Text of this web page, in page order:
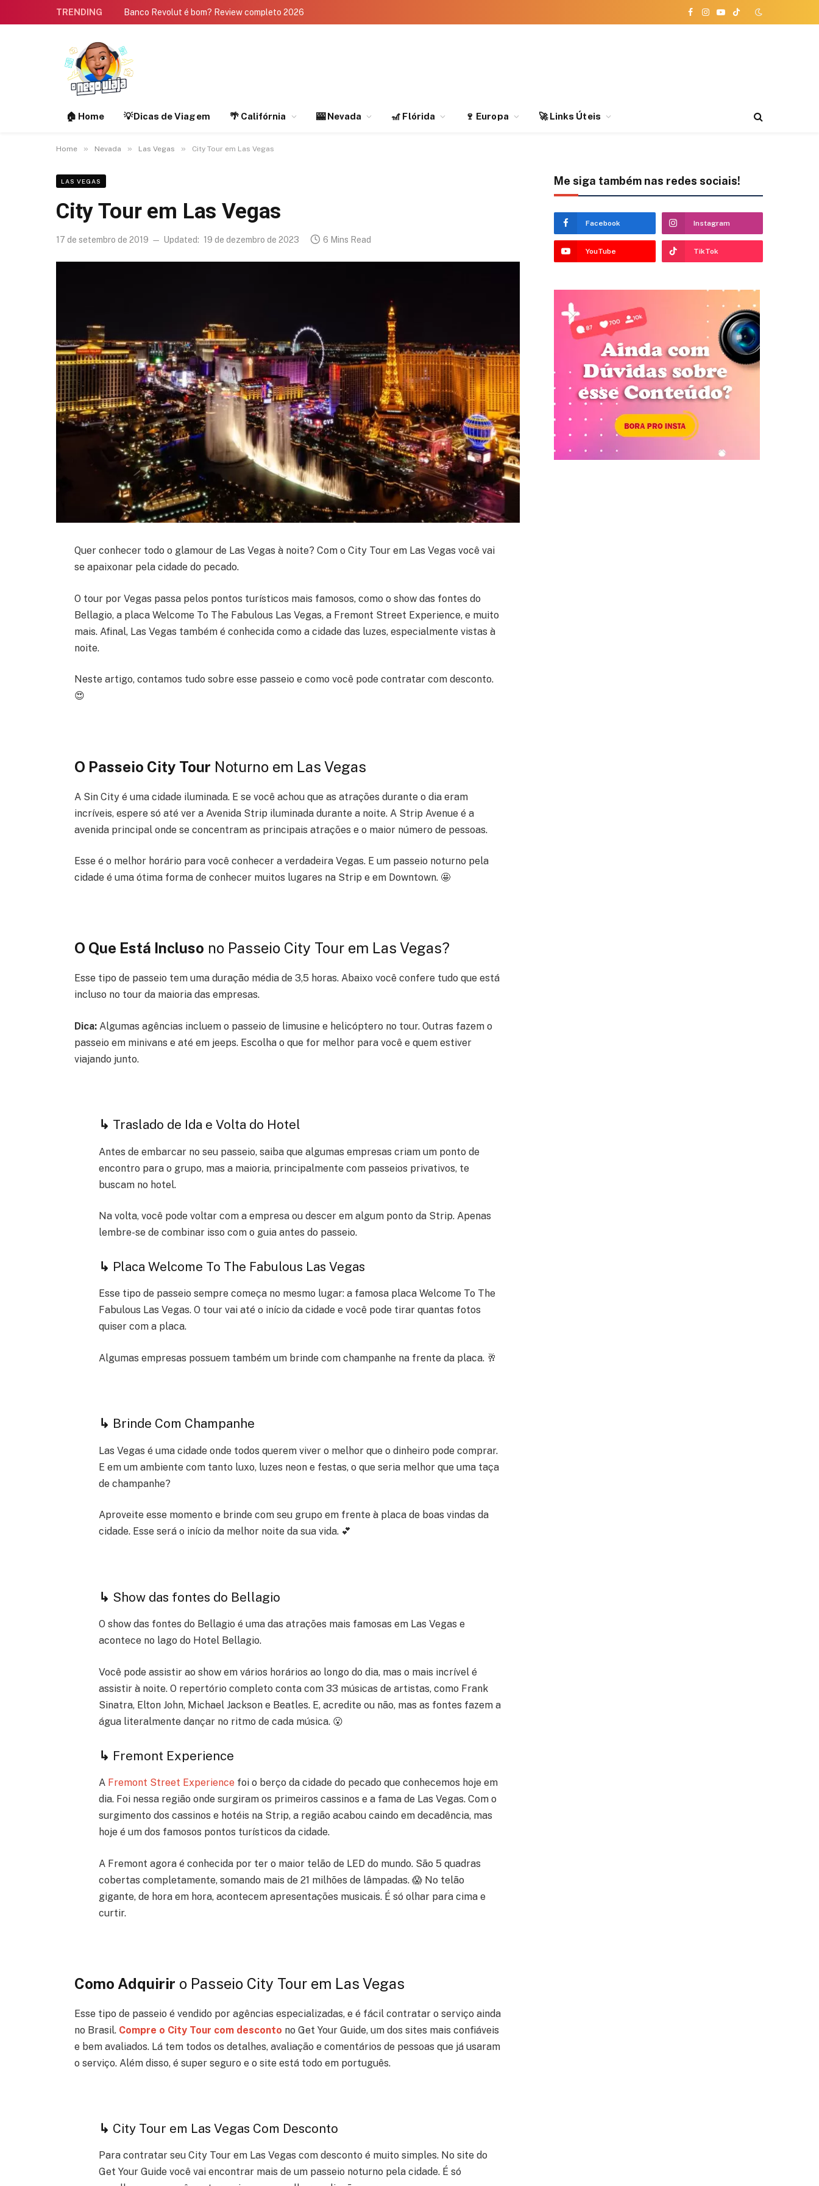
TRENDING Banco Revolut é bom? Review completo 2026
Facebook
Instagram
YouTubeTikTok
🏠 Home 💡Dicas de Viagem 🌴 Califórnia 🎰 Nevada 🎢 Flórida 🍷 Europa 🚀 Links Úteis
Home » Nevada » Las Vegas » City Tour em Las Vegas
LAS VEGAS
City Tour em Las Vegas
17 de setembro de 2019 Updated: 19 de dezembro de 2023 6 Mins Read
Quer conhecer todo o glamour de Las Vegas à noite? Com o City Tour em Las Vegas você vai
se apaixonar pela cidade do pecado.
O tour por Vegas passa pelos pontos turísticos mais famosos, como o show das fontes do
Bellagio, a placa Welcome To The Fabulous Las Vegas, a Fremont Street Experience, e muito
mais. Afinal, Las Vegas também é conhecida como a cidade das luzes, especialmente vistas à
noite.
Neste artigo, contamos tudo sobre esse passeio e como você pode contratar com desconto.
😍
O Passeio City Tour Noturno em Las Vegas
A Sin City é uma cidade iluminada. E se você achou que as atrações durante o dia eram
incríveis, espere só até ver a Avenida Strip iluminada durante a noite. A Strip Avenue é a
avenida principal onde se concentram as principais atrações e o maior número de pessoas.
Esse é o melhor horário para você conhecer a verdadeira Vegas. E um passeio noturno pela
cidade é uma ótima forma de conhecer muitos lugares na Strip e em Downtown. 🤩
O Que Está Incluso no Passeio City Tour em Las Vegas?
Esse tipo de passeio tem uma duração média de 3,5 horas. Abaixo você confere tudo que está
incluso no tour da maioria das empresas.
Dica:Algumas agências incluem o passeio de limusine e helicóptero no tour. Outras fazem o
passeio em minivans e até em jeeps. Escolha o que for melhor para você e quem estiver
viajando junto.
↳ Traslado de Ida e Volta do Hotel
Antes de embarcar no seu passeio, saiba que algumas empresas criam um ponto de
encontro para o grupo, mas a maioria, principalmente com passeios privativos, te
buscam no hotel.
Na volta, você pode voltar com a empresa ou descer em algum ponto da Strip. Apenas
lembre-se de combinar isso com o guia antes do passeio.
↳ Placa Welcome To The Fabulous Las Vegas
Esse tipo de passeio sempre começa no mesmo lugar: a famosa placa Welcome To The
Fabulous Las Vegas. O tour vai até o início da cidade e você pode tirar quantas fotos
quiser com a placa.
Algumas empresas possuem também um brinde com champanhe na frente da placa. 🥂
↳ Brinde Com Champanhe
Las Vegas é uma cidade onde todos querem viver o melhor que o dinheiro pode comprar.
E em um ambiente com tanto luxo, luzes neon e festas, o que seria melhor que uma taça
de champanhe?
Aproveite esse momento e brinde com seu grupo em frente à placa de boas vindas da
cidade. Esse será o início da melhor noite da sua vida. 💕
↳ Show das fontes do Bellagio
O show das fontes do Bellagio é uma das atrações mais famosas em Las Vegas e
acontece no lago do Hotel Bellagio.
Você pode assistir ao show em vários horários ao longo do dia, mas o mais incrível é
assistir à noite. O repertório completo conta com 33 músicas de artistas, como Frank
Sinatra, Elton John, Michael Jackson e Beatles. E, acredite ou não, mas as fontes fazem a
água literalmente dançar no ritmo de cada música. 😮
↳ Fremont Experience
A Fremont Street Experiencefoi o berço da cidade do pecado que conhecemos hoje em
dia. Foi nessa região onde surgiram os primeiros cassinos e a fama de Las Vegas. Com o
surgimento dos cassinos e hotéis na Strip, a região acabou caindo em decadência, mas
hoje é um dos famosos pontos turísticos da cidade.
A Fremont agora é conhecida por ter o maior telão de LED do mundo. São 5 quadras
cobertas completamente, somando mais de 21 milhões de lâmpadas. 😱 No telão
gigante, de hora em hora, acontecem apresentações musicais. É só olhar para cima e
curtir.
Como Adquirir o Passeio City Tour em Las Vegas
Esse tipo de passeio é vendido por agências especializadas, e é fácil contratar o serviço ainda
no Brasil. Compre o City Tour com desconto no Get Your Guide, um dos sites mais confiáveis
e bem avaliados. Lá tem todos os detalhes, avaliação e comentários de pessoas que já usaram
o serviço. Além disso, é super seguro e o site está todo em português.
↳ City Tour em Las Vegas Com Desconto
Para contratar seu City Tour em Las Vegas com desconto é muito simples. No site do
Get Your Guide você vai encontrar mais de um passeio noturno pela cidade. É só
Me siga também nas redes sociais!
Facebook Instagram
YouTube TikTok